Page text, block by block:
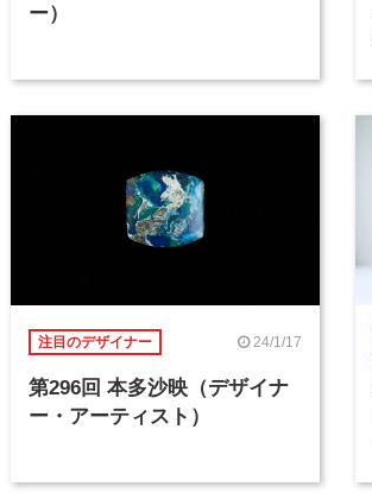
ー）
注目のデザイナー 24/1/17
第296回 本多沙映（デザイナ
ー・アーティスト）